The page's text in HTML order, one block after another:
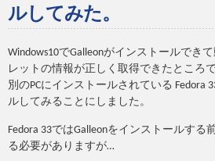
ルしてみた。
Windows10でGalleonがインストールでき
レットの情報が正しく取得できたところ
別のPCにインストールされている Fedora
ルしてみることにしました。
Fedora 33ではGalleonをインストールする
る必要がありますが…